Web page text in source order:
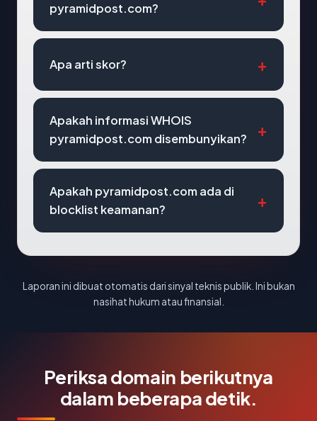
pyramidpost.com?
Apa arti skor?
Apakah informasi WHOIS
pyramidpost.com disembunyikan?
Apakah pyramidpost.com ada di
blocklist keamanan?
Laporan ini dibuat otomatis dari sinyal teknis publik. Ini bukan
nasihat hukum atau finansial.
Periksa domain berikutnya
dalam beberapa detik.